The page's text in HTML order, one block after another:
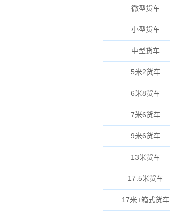
微型货车
小型货车
中型货车
5米2货车
6米8货车
7米6货车
9米6货车
13米货车
17.5米货车
17米+箱式货车